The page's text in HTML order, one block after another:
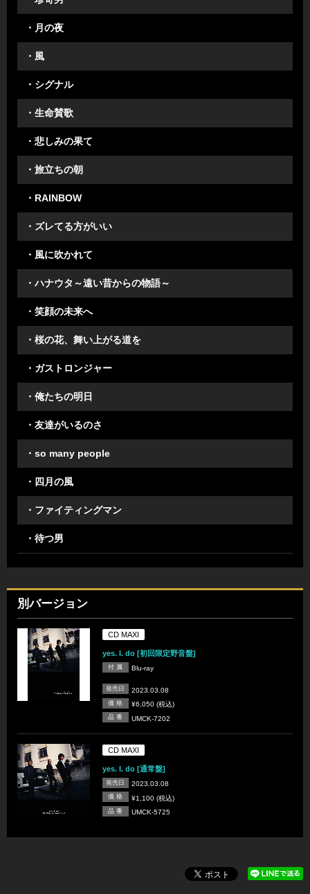
・月の夜
・風
・シグナル
・生命賛歌
・悲しみの果て
・旅立ちの朝
・RAINBOW
・ズレてる方がいい
・風に吹かれて
・ハナウタ～遠い昔からの物語～
・笑顔の未来へ
・桜の花、舞い上がる道を
・ガストロンジャー
・俺たちの明日
・友達がいるのさ
・so many people
・四月の風
・ファイティングマン
・待つ男
別バージョン
CD MAXI
yes. I. do [初回限定野音盤]
付 属 Blu-ray
発売日 2023.03.08
価 格 ¥6,050 (税込)
品 番 UMCK-7202
CD MAXI
yes. I. do [通常盤]
発売日 2023.03.08
価 格 ¥1,100 (税込)
品 番 UMCK-5725